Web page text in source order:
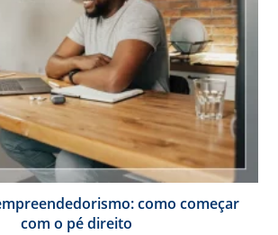
como começar
com o pé direito